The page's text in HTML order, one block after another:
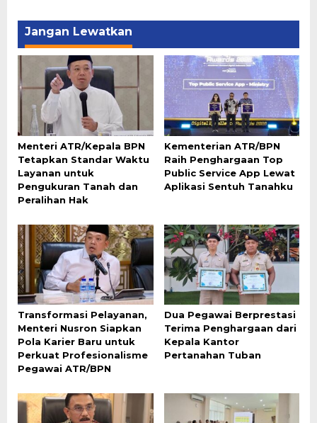
Jangan Lewatkan
Menteri ATR/Kepala BPN
Tetapkan Standar Waktu
Layanan untuk
Pengukuran Tanah dan
Peralihan Hak
Kementerian ATR/BPN
Raih Penghargaan Top
Public Service App Lewat
Aplikasi Sentuh Tanahku
Transformasi Pelayanan,
Menteri Nusron Siapkan
Pola Karier Baru untuk
Perkuat Profesionalisme
Pegawai ATR/BPN
Dua Pegawai Berprestasi
Terima Penghargaan dari
Kepala Kantor
Pertanahan Tuban